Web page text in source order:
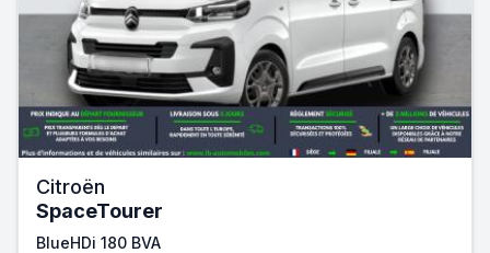
Citroën
SpaceTourer
BlueHDi 180 BVA